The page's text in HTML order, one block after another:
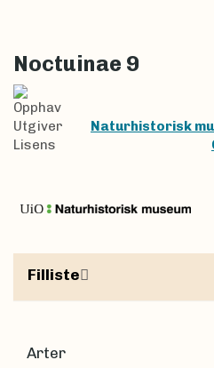
Noctuinae 9
Opphav
Utgiver
Naturhistorisk
Lisens
Filliste
Arter